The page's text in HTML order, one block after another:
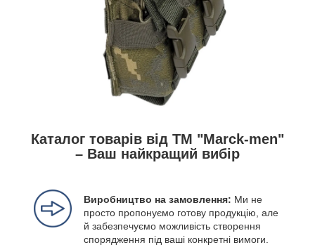
Каталог товарів від ТМ "Marck-men"
– Ваш найкращий вибір
Виробництво на замовлення: Ми не
просто пропонуємо готову продукцію, але
й забезпечуємо можливість створення
спорядження під ваші конкретні вимоги.